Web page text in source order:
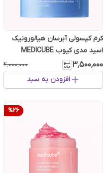
کرم کپسولی آبرسان هیالورونیک
اسید مدی کیوب MEDICUBE
۳٬۵۰۰٬۰۰۰ ۴٬۰۰۰٬۰۰۰
افزودن به سبد
%26